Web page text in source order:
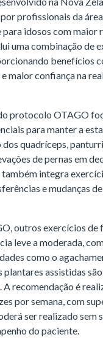
profissionais da
idosos com maior
uma combinação de
benefícios
maior confiança na
protocolo OTAGO
para manter a
quadríceps,
de pernas em
integra
e mudanças
outros exercícios
leve a moderada,
como o
plantares assistidas
recomendação é
por semana, com
ser realizado sem
do paciente.